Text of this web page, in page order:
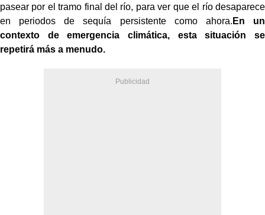
pasear por el tramo final del río, para ver que el río desaparece
en periodos de sequía persistente como ahora. En un
contexto de emergencia climática, esta situación se
repetirá más a menudo.